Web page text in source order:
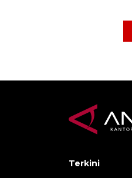
Terkini